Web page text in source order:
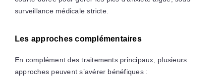
surveillance médicale stricte.
Les approches complémentaires
En complément des traitements principaux, plusieurs
approches peuvent s’avérer bénéfiques :